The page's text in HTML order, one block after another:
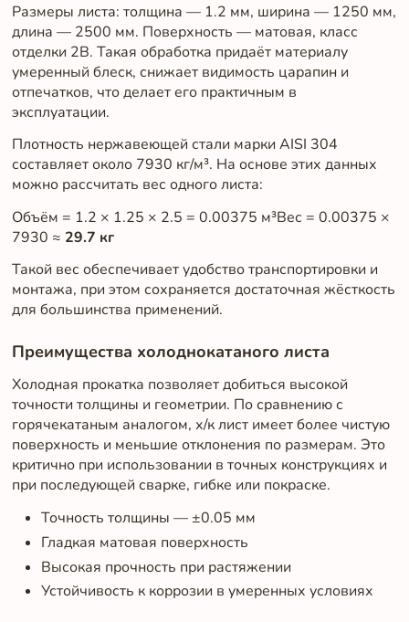
Размеры листа: толщина — 1.2 мм, ширина — 1250 мм,
длина — 2500 мм. Поверхность — матовая, класс
отделки 2B. Такая обработка придаёт материалу
умеренный блеск, снижает видимость царапин и
отпечатков, что делает его практичным в
эксплуатации.
Плотность нержавеющей стали марки AISI 304
составляет около 7930 кг/м³. На основе этих данных
можно рассчитать вес одного листа:
Объём = 1.2 × 1.25 × 2.5 = 0.00375 м³Вес = 0.00375 ×
7930 ≈ 29.7 кг
Такой вес обеспечивает удобство транспортировки и
монтажа, при этом сохраняется достаточная жёсткость
для большинства применений.
Преимущества холоднокатаного листа
Холодная прокатка позволяет добиться высокой
точности толщины и геометрии. По сравнению с
горячекатаным аналогом, х/к лист имеет более чистую
поверхность и меньшие отклонения по размерам. Это
критично при использовании в точных конструкциях и
при последующей сварке, гибке или покраске.
Точность толщины — ±0.05 мм
Гладкая матовая поверхность
Высокая прочность при растяжении
Устойчивость к коррозии в умеренных условиях